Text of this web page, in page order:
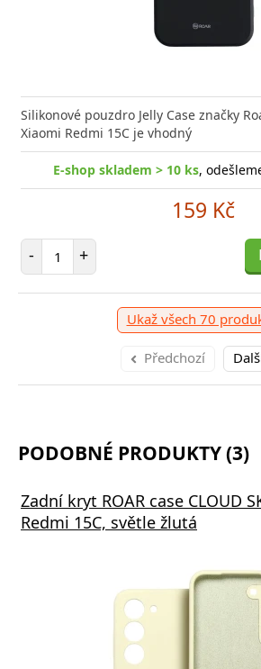
Silikonové pouzdro Jelly Case značky
Xiaomi Redmi 15C je vhodný
E-shop skladem > 10 ks,
159 Kč
- Počet položek
+
Ukaž všech 70
Předchozí
PODOBNÉ PRODUKTY (3)
Zadní kryt ROAR case CLOUD
Redmi 15C, světle žlutá